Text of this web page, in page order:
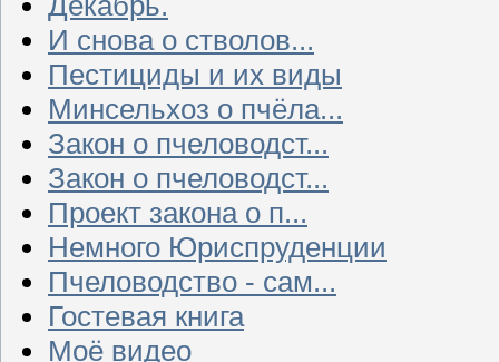
И снова о стволов...
Пестициды и их виды
Минсельхоз о пчёла...
Закон о пчеловодст...
Закон о пчеловодст...
Проект закона о п...
Немного Юриспруденции
Пчеловодство - сам...
Гостевая книга
Моё видео